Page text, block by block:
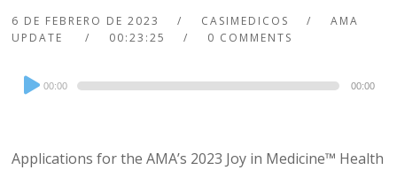
6 DE FEBRERO DE 2023 CASIMEDICOS
AMA
UPDATE
00:23:25 0 COMMENTS
Audio
Player
00:00 00:00
Applications for the AMA’s 2023 Joy in Medicine™ Health